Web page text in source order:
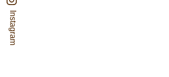
Instagram